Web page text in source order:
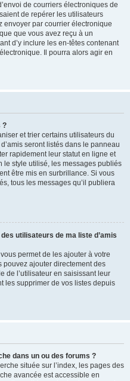
de courriers électroniques de
de repérer les utilisateurs
envoyer par courrier électronique
que vous avez reçu à un
d’y inclure les en-têtes contenant
Il pourra alors agir en
?
et trier certains utilisateurs du
seront listés dans le panneau
rapidement leur statut en ligne et
le style utilisé, les messages publiés
être mis en surbrillance. Si vous
tous les messages qu’il publiera
utilisateurs de ma liste d’amis
permet de les ajouter à votre
pouvez ajouter directement des
de l’utilisateur en saisissant leur
les supprimer de vos listes depuis
dans un ou des forums ?
située sur l’index, les pages des
avancée est accessible en